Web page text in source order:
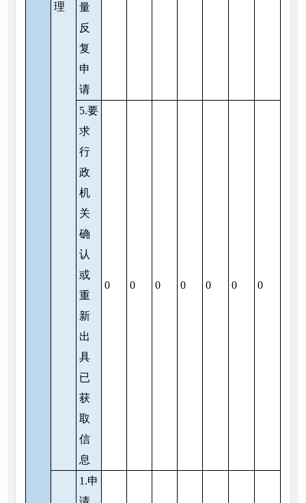
理
量
反
复
申
请
5.要
求
行
政
机
关
确
认
或
重
新
出
具
已
获
取
信
息
0 0 0 0 0 0 0
1.申